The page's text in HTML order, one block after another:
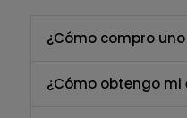
¿Cómo compro
¿Cómo obtengo